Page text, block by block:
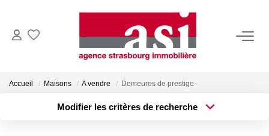
VENDRE
Estimez Votre Bien
Pourquoi Nous Choisir ?
Accueil Maisons A vendre Demeures de prestige
Modifier les critères de recherche